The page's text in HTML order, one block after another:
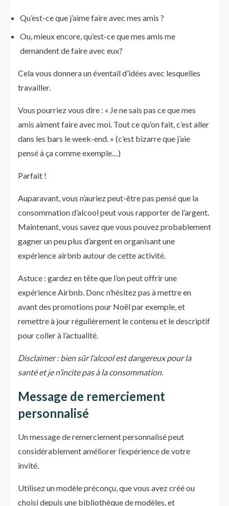
Qu’est-ce que j’aime faire avec mes amis ?
Ou, mieux encore, qu’est-ce que mes amis me
demandent de faire avec eux?
Cela vous donnera un éventail d’idées avec lesquelles
travailler.
Vous pourriez vous dire : « Je ne sais pas ce que mes
amis aiment faire avec moi. Tout ce qu’on fait, c’est aller
dans les bars le week-end. » (c’est bizarre que j’aie
pensé à ça comme exemple…)
Parfait !
Auparavant, vous n’auriez peut-être pas pensé que la
consommation d’alcool peut vous rapporter de l’argent.
Maintenant, vous savez que vous pouvez probablement
gagner un peu plus d’argent en organisant une
expérience airbnb autour de cette activité.
Astuce : gardez en tête que l’on peut offrir une
expérience Airbnb. Donc n’hésitez pas à mettre en
avant des promotions pour Noël par exemple, et
remettre à jour régulièrement le contenu et le descriptif
pour coller à l’actualité.
Disclaimer : bien sûr l’alcool est dangereux pour la
santé et je n’incite pas à la consommation.
Message de remerciement
personnalisé
Un message de remerciement personnalisé peut
considérablement améliorer l’expérience de votre
invité.
Utilisez un modèle préconçu, que vous avez créé ou
choisi depuis une bibliothèque de modèles, et